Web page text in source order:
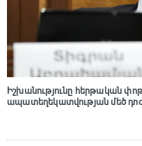
Իշխանությունը հերթական
ապատեղեկատվության մեծ